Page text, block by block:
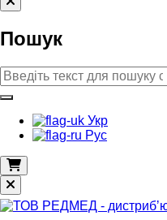
Пошук
Укр
Рус